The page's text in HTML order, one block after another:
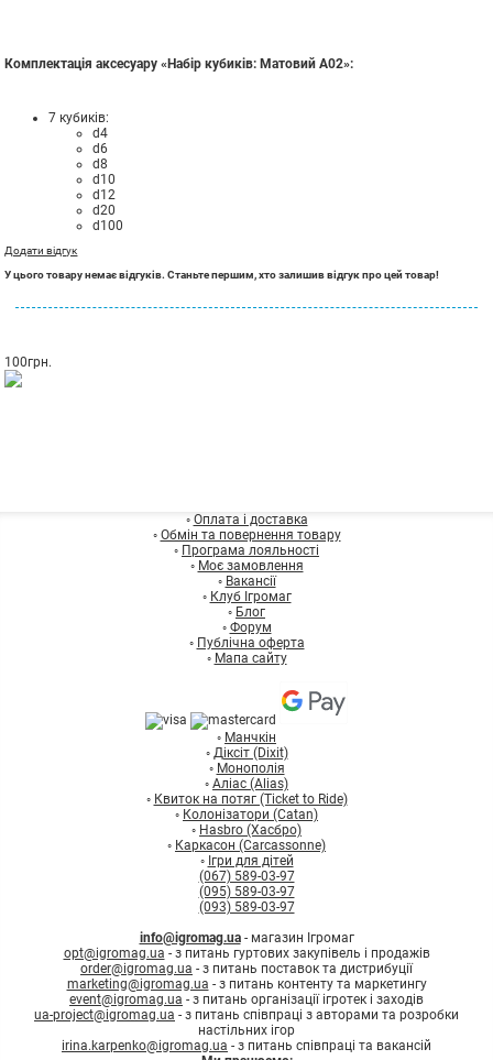
Комплектація аксесуару «Набір кубиків: Матовий А02»:
7 кубиків:
d4
d6
d8
d10
d12
d20
d100
Додати відгук
У цього товару немає відгуків. Станьте першим, хто залишив відгук про цей товар!
100грн.
◦ Оплата і доставка
◦ Обмін та повернення товару
◦ Програма лояльності
◦ Моє замовлення
◦ Вакансії
◦ Клуб Ігромаг
◦ Блог
◦ Форум
◦ Публічна оферта
◦ Мапа сайту
◦ Манчкін
◦ Діксіт (Dixit)
◦ Монополія
◦ Аліас (Alias)
◦ Квиток на потяг (Ticket to Ride)
◦ Колонізатори (Catan)
◦ Hasbro (Хасбро)
◦ Каркасон (Carcassonne)
◦ Ігри для дітей
(067) 589-03-97
(095) 589-03-97
(093) 589-03-97
info@igromag.ua- магазин Ігромаг
opt@igromag.ua - з питань гуртових закупівель і продажів
order@igromag.ua - з питань поставок та дистрибуції
marketing@igromag.ua - з питань контенту та маркетингу
event@igromag.ua - з питань організації ігротек і заходів
ua-project@igromag.ua - з питань співпраці з авторами та розробки
настільних ігор
irina.karpenko@igromag.ua - з питань співпраці та вакансій